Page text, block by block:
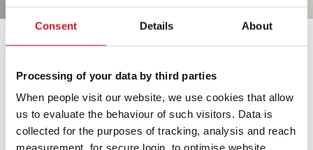
Consent Details About
Processing of your data by third parties
When people visit our website, we use cookies that allow
us to evaluate the behaviour of such visitors. Data is
collected for the purposes of tracking, analysis and reach
measurement, for secure login, to optimise website
Freizeitfahrzeuge von